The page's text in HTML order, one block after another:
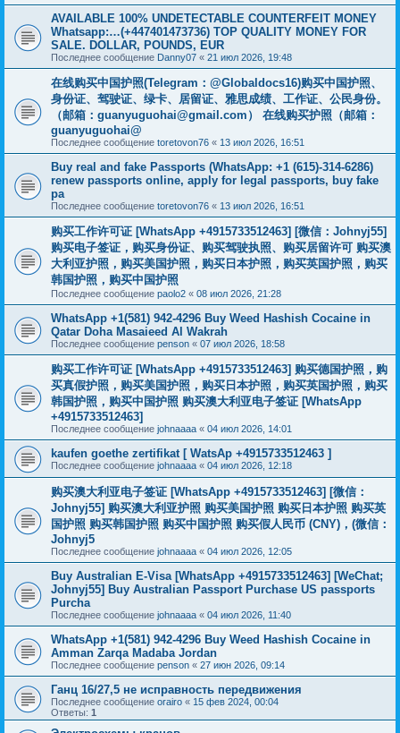
AVAILABLE 100% UNDETECTABLE COUNTERFEIT MONEY
Whatsapp:…(+447401473736) TOP QUALITY MONEY FOR
SALE. DOLLAR, POUNDS, EUR
Последнее сообщение Danny07 « 21 июл 2026, 19:48
在线购买中国护照(Telegram：@Globaldocs16)购买中国护照、
身份证、驾驶证、绿卡、居留证、雅思成绩、工作证、公民身份。
（邮箱： guanyuguohai@gmail.com ） 在线购买护照（邮箱：
guanyuguohai@
Последнее сообщение toretovon76 « 13 июл 2026, 16:51
Buy real and fake Passports (WhatsApp: +1 (615)-314-6286)
renew passports online, apply for legal passports, buy fake
pa
Последнее сообщение toretovon76 « 13 июл 2026, 16:51
购买工作许可证 [WhatsApp +4915733512463] [微信：Johnyj55]
购买电子签证，购买身份证、购买驾驶执照、购买居留许可 购买澳
大利亚护照，购买美国护照，购买日本护照，购买英国护照，购买
韩国护照，购买中国护照
Последнее сообщение paolo2 « 08 июл 2026, 21:28
WhatsApp +1(581) 942-4296 Buy Weed Hashish Cocaine in
Qatar Doha Masaieed Al Wakrah
Последнее сообщение penson « 07 июл 2026, 18:58
购买工作许可证 [WhatsApp +4915733512463] 购买德国护照，购
买真假护照，购买美国护照，购买日本护照，购买英国护照，购买
韩国护照，购买中国护照 购买澳大利亚电子签证 [WhatsApp
+4915733512463]
Последнее сообщение johnaaaa « 04 июл 2026, 14:01
kaufen goethe zertifikat [ WatsAp +4915733512463 ]
Последнее сообщение johnaaaa « 04 июл 2026, 12:18
购买澳大利亚电子签证 [WhatsApp +4915733512463] [微信：
Johnyj55] 购买澳大利亚护照 购买美国护照 购买日本护照 购买英
国护照 购买韩国护照 购买中国护照 购买假人民币 (CNY)，(微信：
Johnyj5
Последнее сообщение johnaaaa « 04 июл 2026, 12:05
Buy Australian E-Visa [WhatsApp +4915733512463] [WeChat;
Johnyj55] Buy Australian Passport Purchase US passports
Purcha
Последнее сообщение johnaaaa « 04 июл 2026, 11:40
WhatsApp +1(581) 942-4296 Buy Weed Hashish Cocaine in
Amman Zarqa Madaba Jordan
Последнее сообщение penson « 27 июн 2026, 09:14
Ганц 16/27,5 не исправность передвижения
Последнее сообщение orairo « 15 фев 2024, 00:04
Ответы: 1